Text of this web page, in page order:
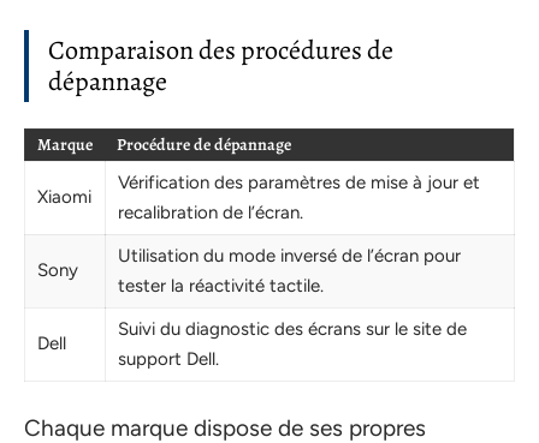
Comparaison des procédures de
dépannage
Marque Procédure de dépannage
Xiaomi
Vérification des paramètres de mise à jour et
recalibration de l’écran.
Sony
Utilisation du mode inversé de l’écran pour
tester la réactivité tactile.
Dell
Suivi du diagnostic des écrans sur le site de
support Dell.
Chaque marque dispose de ses propres